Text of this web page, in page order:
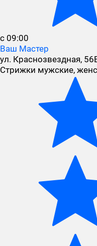
с 09:00
Ваш Мастер
ул. Краснозвездная,
Стрижки мужские,